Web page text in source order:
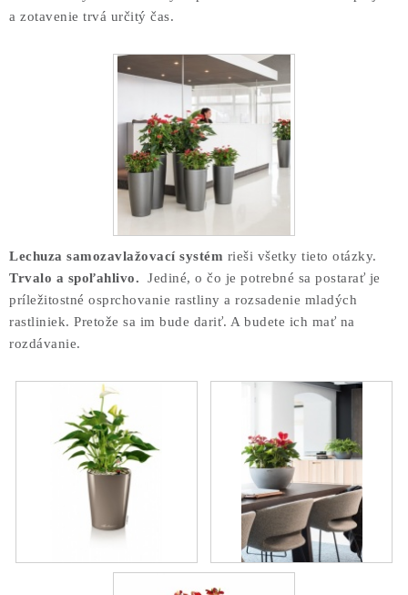
a zotavenie trvá určitý čas.
Lechuza samozavlažovací systém rieši všetky tieto otázky.
Trvalo a spoľahlivo. Jediné, o čo je potrebné sa postarať je
príležitostné osprchovanie rastliny a rozsadenie mladých
rastliniek. Pretože sa im bude dariť. A budete ich mať na
rozdávanie.